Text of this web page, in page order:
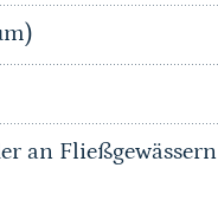
an Fließgewässern